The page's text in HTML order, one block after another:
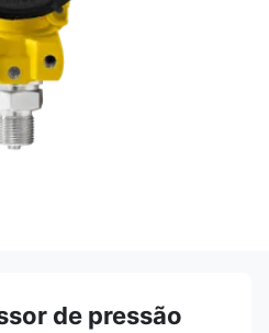
de pressão